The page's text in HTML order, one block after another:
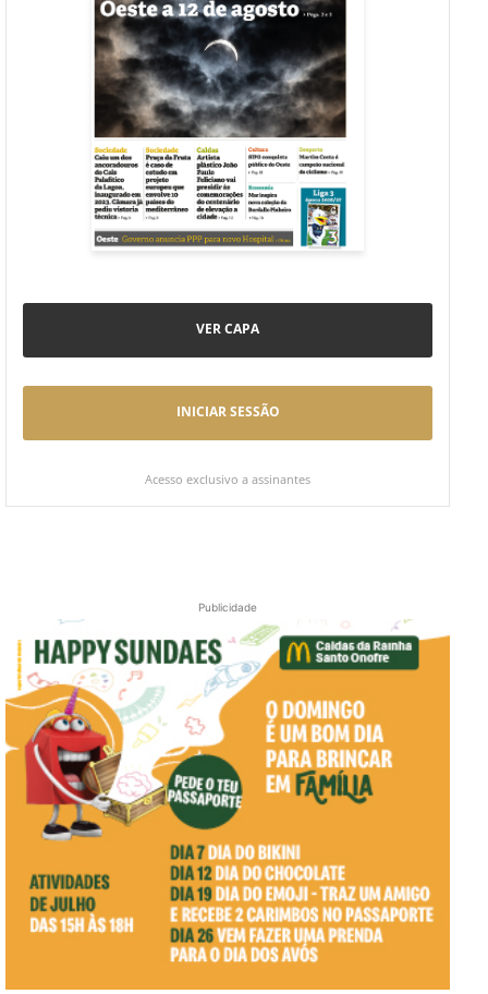
VER CAPA
INICIAR SESSÃO
Acesso exclusivo a assinantes
Publicidade